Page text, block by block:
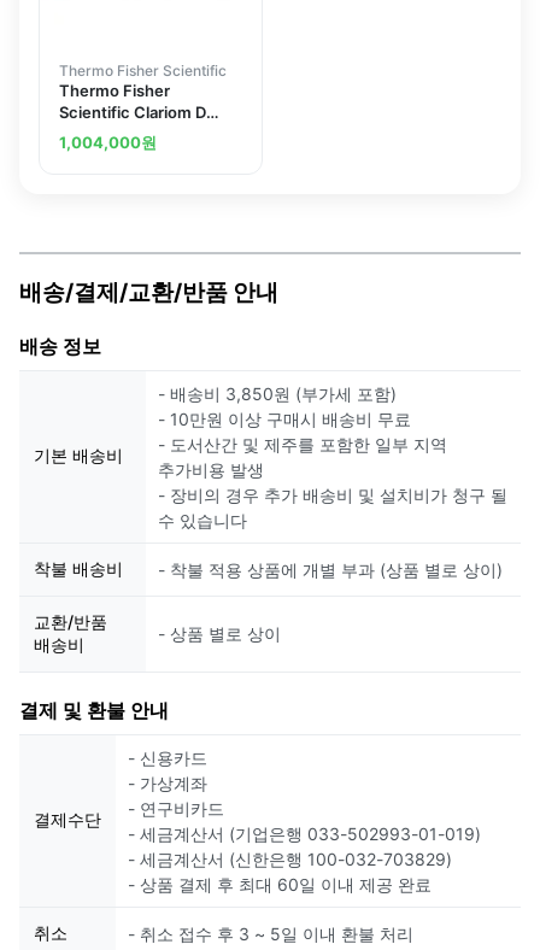
Thermo Fisher Scientific
Thermo Fisher
Scientific Clariom D
Array, human
1,004,000원
배송/결제/교환/반품 안내
배송 정보
기본 배송비
- 배송비 3,850원 (부가세 포함)
- 10만원 이상 구매시 배송비 무료
- 도서산간 및 제주를 포함한 일부 지역
추가비용 발생
- 장비의 경우 추가 배송비 및 설치비가 청구 될
수 있습니다
착불 배송비 - 착불 적용 상품에 개별 부과 (상품 별로 상이)
교환/반품
배송비
- 상품 별로 상이
결제 및 환불 안내
결제수단
- 신용카드
- 가상계좌
- 연구비카드
- 세금계산서 (기업은행 033-502993-01-019)
- 세금계산서 (신한은행 100-032-703829)
- 상품 결제 후 최대 60일 이내 제공 완료
취소 - 취소 접수 후 3 ~ 5일 이내 환불 처리